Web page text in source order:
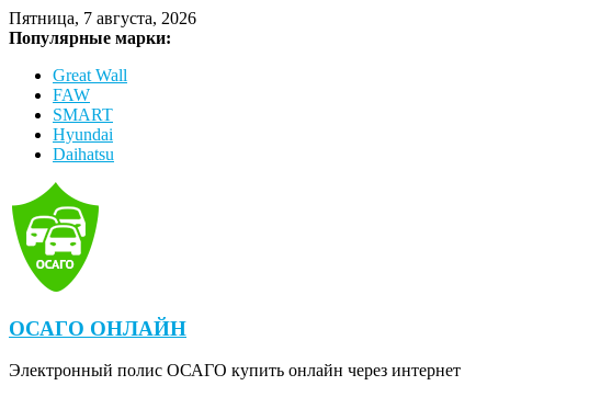
Пятница, 7 августа, 2026
Популярные марки:
Great Wall
FAW
SMART
Hyundai
Daihatsu
ОСАГО ОНЛАЙН
Электронный полис ОСАГО купить онлайн через интернет